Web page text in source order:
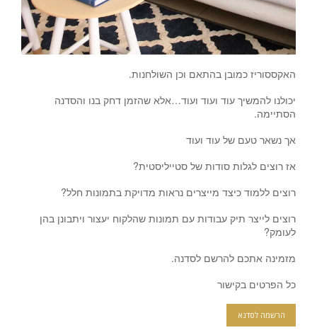
האקססוריז כמובן בהתאם וכן השולחנות.
יכולנו להמשיך עוד ועוד ועוד…אלא שהזמן דחק בנו והסדנה
הסתיימה.
אך נשאר טעם של עוד ועוד
אז רוצים לגלות סודות של סטייליסטית?
רוצים ללמוד כיצד מייצרים נראות מדויקת בתמונות חלל?
רוצים לייצר תיק עבודות עם תמונות שהלקוח יעצור ויתבונן בהן
לעומק?
מזמינה אתכם להרשם לסדנה.
כל הפרטים בקישור
הרשמה לסדנא